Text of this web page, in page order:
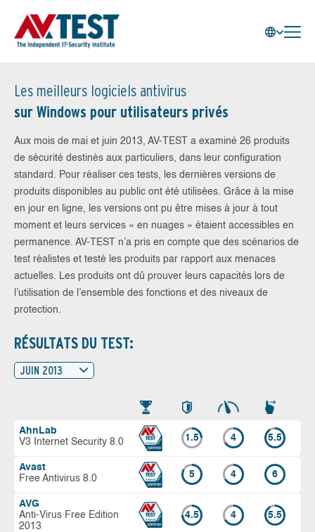
Les meilleurs logiciels antivirus
sur Windows pour utilisateurs privés
Aux mois de mai et juin 2013, AV-TEST a examiné 26 produits
de sécurité destinés aux particuliers, dans leur configuration
standard. Pour réaliser ces tests, les dernières versions de
produits disponibles au public ont été utilisées. Grâce à la mise
en jour en ligne, les versions ont pu être mises à jour à tout
moment et leurs services « en nuages » étaient accessibles en
permanence. AV-TEST n’a pris en compte que des scénarios de
test réalistes et testé les produits par rapport aux menaces
actuelles. Les produits ont dû prouver leurs capacités lors de
l’utilisation de l’ensemble des fonctions et des niveaux de
protection.
RÉSULTATS DU TEST:
JUIN 2013
AhnLab
V3 Internet Security 8.0
1.5 4 5.5
Avast
Free Antivirus 8.0
5 4 6
AVG
Anti-Virus Free Edition
2013
4.5 4 5.5